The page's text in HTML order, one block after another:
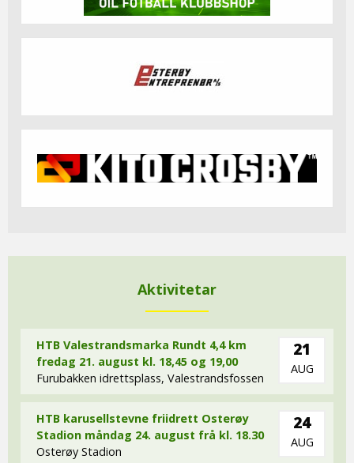
Aktivitetar
HTB Valestrandsmarka Rundt 4,4 km
fredag 21. august kl. 18,45 og 19,00
Furubakken idrettsplass, Valestrandsfossen
21
AUG
HTB karusellstevne friidrett Osterøy
Stadion måndag 24. august frå kl. 18.30
Osterøy Stadion
24
AUG